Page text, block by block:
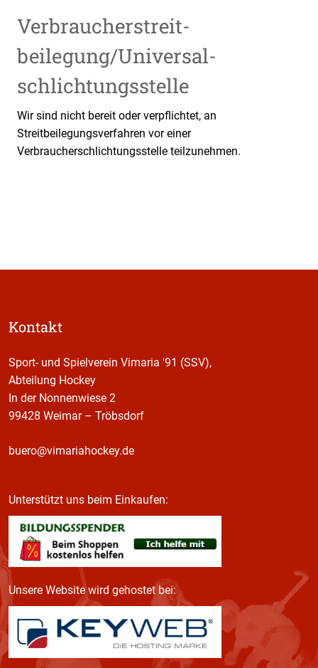
Verbraucher­streit­
beilegung/Universal­
schlichtungs­stelle
Wir sind nicht bereit oder verpflichtet, an
Streitbeilegungsverfahren vor einer
Verbraucherschlichtungsstelle teilzunehmen.
Kontakt
Sport- und Spielverein Vimaria '91 (SSV),
Abteilung Hockey
In der Nonnenwiese 2
99428 Weimar – Tröbsdorf
buero@vimariahockey.de
Unterstützt uns beim Einkaufen:
Unsere Website wird gehostet bei: